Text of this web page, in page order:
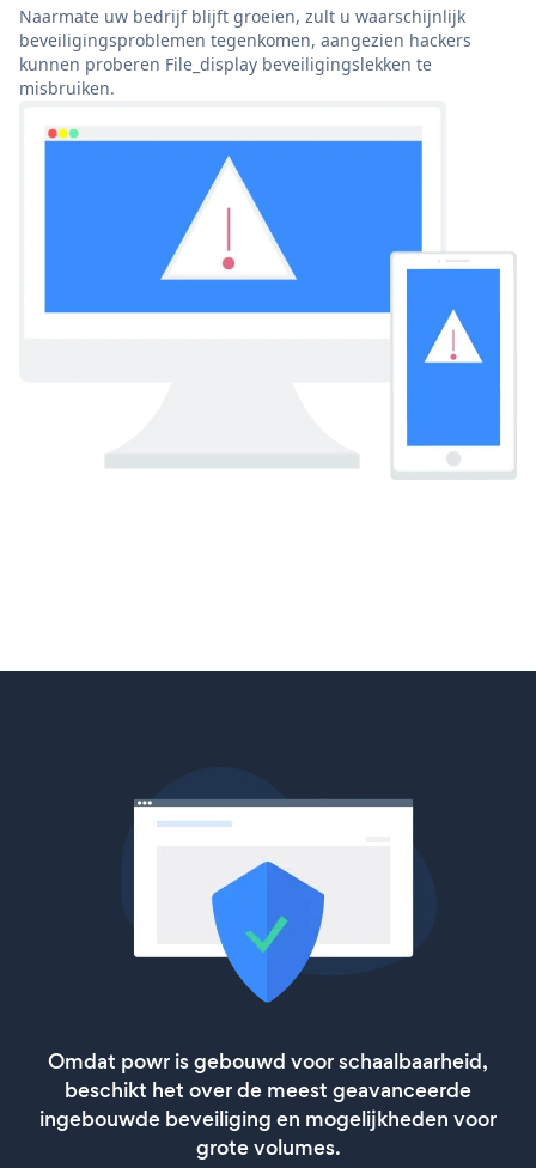
Naarmate uw bedrijf blijft groeien, zult u waarschijnlijk
beveiligingsproblemen tegenkomen, aangezien hackers
kunnen proberen File_display beveiligingslekken te
misbruiken.
Omdat powr is gebouwd voor schaalbaarheid,
beschikt het over de meest geavanceerde
ingebouwde beveiliging en mogelijkheden voor
grote volumes.